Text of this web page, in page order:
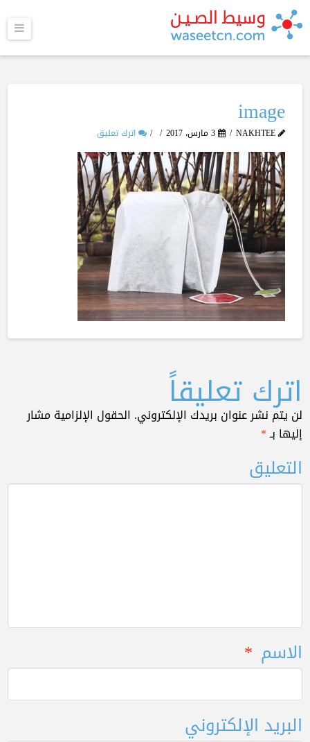
image
NAKHTEE 3 مارس، 2017 اترك تعليق
اترك تعليقاً
لن يتم نشر عنوان بريدك الإلكتروني. الحقول الإلزامية مشار
إليها بـ*
التعليق
الاسم *
البريد الإلكتروني